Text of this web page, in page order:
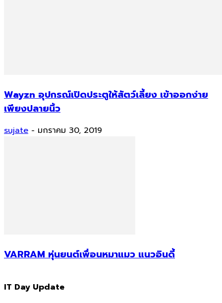
Wayzn อุปกรณ์เปิดประตูให้สัตว์เลี้ยง เข้าออกง่าย
เพียงปลายนิ้ว
sujate - มกราคม 30, 2019
VARRAM หุ่นยนต์เพื่อนหมาแมว แนวอินดี้
IT Day Update